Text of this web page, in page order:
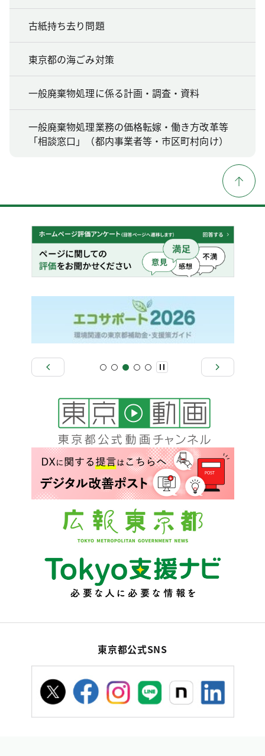
古紙持ち去り問題
東京都の海ごみ対策
一般廃棄物処理に係る計画・調査・資料
一般廃棄物処理業務の価格転嫁・働き方改革等
「相談窓口」（都内事業者等・市区町村向け）
東京都公式SNS